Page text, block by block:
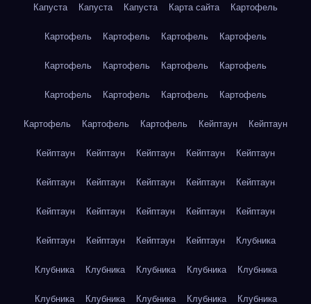
Капуста Капуста Капуста Карта сайта Картофель
Картофель Картофель Картофель Картофель
Картофель Картофель Картофель Картофель
Картофель Картофель Картофель Картофель
Картофель Картофель Картофель Кейптаун Кейптаун
Кейптаун Кейптаун Кейптаун Кейптаун Кейптаун
Кейптаун Кейптаун Кейптаун Кейптаун Кейптаун
Кейптаун Кейптаун Кейптаун Кейптаун Кейптаун
Кейптаун Кейптаун Кейптаун Кейптаун Клубника
Клубника Клубника Клубника Клубника Клубника
Клубника Клубника Клубника Клубника Клубника